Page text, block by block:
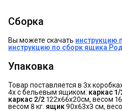
Сборка
Вы можете скачать инструкцию
инструкцию по сборк ящика
Упаковка
Товар поставляется в 3х
4х с бельевым ящиком: каркас1/
каркас2/2122х66х20см, весом 16
весом 8 кг. ящик90х63х3 см,